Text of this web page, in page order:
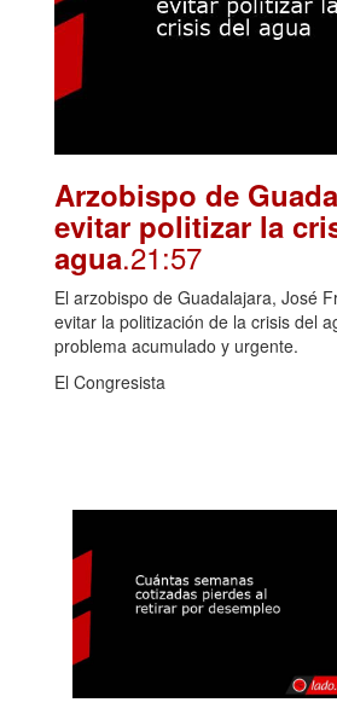
Arzobispo de
evitar politizar la
agua.21:57
El arzobispo de Guadalajara, José
evitar la politización de la crisis del
problema acumulado y urgente.
El Congresista